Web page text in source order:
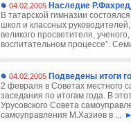
04.02.2005 Наследие
В татарской гимназии
школ и классных
великого просветителя,
воспитательном процессе”.
04.02.2005 Подведены итоги
2 февраля в Советах местного
заседания по итогам года. В
Урусовского Совета
самоуправления М.Хазиев в ...